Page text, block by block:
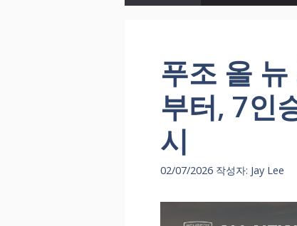
푸조 올
부터, 7인
시
02/07/2026 작성자: Jay Lee